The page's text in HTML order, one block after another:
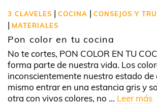
3 CLAVELES | COCINA | CONSEJOS Y
| MATERIALES
Pon color en tu cocina
No te cortes, PON COLOR EN TU
forma parte de nuestra vida. Los
inconscientemente nuestro estado de
mismo entrar en una estancia gris y
otra con vivos colores, no … Leer más